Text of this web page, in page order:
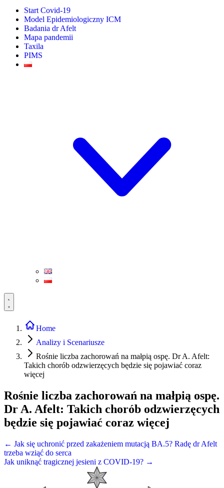
Start Covid-19
Model Epidemiologiczny ICM
Badania dr Afelt
Mapa pandemii
Taxila
PIMS
Home
Analizy i Scenariusze
Rośnie liczba zachorowań na małpią ospę. Dr A. Afelt:
Takich chorób odzwierzęcych będzie się pojawiać coraz
więcej
Rośnie liczba zachorowań na małpią ospę.
Dr A. Afelt: Takich chorób odzwierzęcych
będzie się pojawiać coraz więcej
← Jak się uchronić przed zakażeniem mutacją BA.5? Radę dr Afelt
trzeba wziąć do serca
Jak uniknąć tragicznej jesieni z COVID-19? →